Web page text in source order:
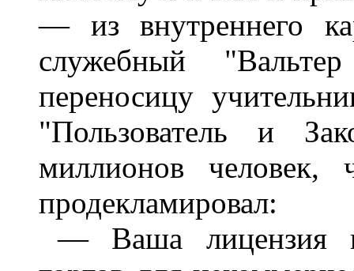
— из внутреннего
служебный
переносицу
"Пользователь и
миллионов человек,
продекламировал:
— Ваша лицензия